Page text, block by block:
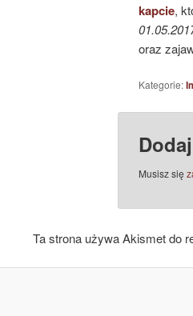
kapcie,
oraz
Kategorie:
Musisz się
Ta strona używa Akismet do